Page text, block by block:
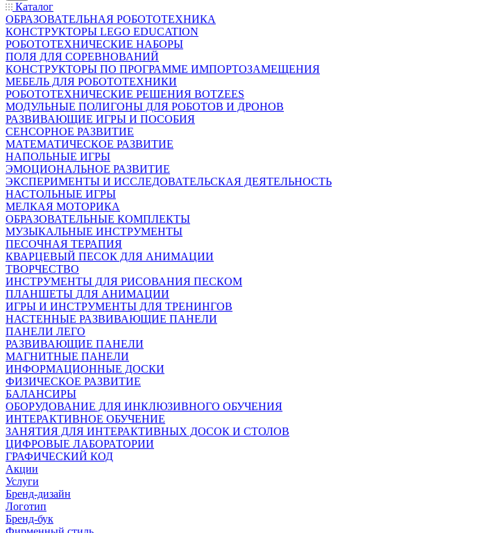
Каталог
ОБРАЗОВАТЕЛЬНАЯ РОБОТОТЕХНИКА
КОНСТРУКТОРЫ LEGO EDUCATION
РОБОТОТЕХНИЧЕСКИЕ НАБОРЫ
ПОЛЯ ДЛЯ СОРЕВНОВАНИЙ
КОНСТРУКТОРЫ ПО ПРОГРАММЕ ИМПОРТОЗАМЕЩЕНИЯ
МЕБЕЛЬ ДЛЯ РОБОТОТЕХНИКИ
РОБОТОТЕХНИЧЕСКИЕ РЕШЕНИЯ BOTZEES
МОДУЛЬНЫЕ ПОЛИГОНЫ ДЛЯ РОБОТОВ И ДРОНОВ
РАЗВИВАЮЩИЕ ИГРЫ И ПОСОБИЯ
СЕНСОРНОЕ РАЗВИТИЕ
МАТЕМАТИЧЕСКОЕ РАЗВИТИЕ
НАПОЛЬНЫЕ ИГРЫ
ЭМОЦИОНАЛЬНОЕ РАЗВИТИЕ
ЭКСПЕРИМЕНТЫ И ИССЛЕДОВАТЕЛЬСКАЯ ДЕЯТЕЛЬНОСТЬ
НАСТОЛЬНЫЕ ИГРЫ
МЕЛКАЯ МОТОРИКА
ОБРАЗОВАТЕЛЬНЫЕ КОМПЛЕКТЫ
МУЗЫКАЛЬНЫЕ ИНСТРУМЕНТЫ
ПЕСОЧНАЯ ТЕРАПИЯ
КВАРЦЕВЫЙ ПЕСОК ДЛЯ АНИМАЦИИ
ТВОРЧЕСТВО
ИНСТРУМЕНТЫ ДЛЯ РИСОВАНИЯ ПЕСКОМ
ПЛАНШЕТЫ ДЛЯ АНИМАЦИИ
ИГРЫ И ИНСТРУМЕНТЫ ДЛЯ ТРЕНИНГОВ
НАСТЕННЫЕ РАЗВИВАЮЩИЕ ПАНЕЛИ
ПАНЕЛИ ЛЕГО
РАЗВИВАЮЩИЕ ПАНЕЛИ
МАГНИТНЫЕ ПАНЕЛИ
ИНФОРМАЦИОННЫЕ ДОСКИ
ФИЗИЧЕСКОЕ РАЗВИТИЕ
БАЛАНСИРЫ
ОБОРУДОВАНИЕ ДЛЯ ИНКЛЮЗИВНОГО ОБУЧЕНИЯ
ИНТЕРАКТИВНОЕ ОБУЧЕНИЕ
ЗАНЯТИЯ ДЛЯ ИНТЕРАКТИВНЫХ ДОСОК И СТОЛОВ
ЦИФРОВЫЕ ЛАБОРАТОРИИ
ГРАФИЧЕСКИЙ КОД
Акции
Услуги
Бренд-дизайн
Логотип
Бренд-бук